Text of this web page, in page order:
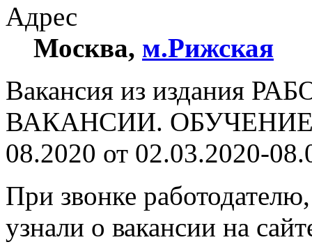
Адрес
Москва, м.Рижская
Вакансия из издания
ВАКАНСИИ.
08.2020 от 02.03.2020-
При звонке
узнали о вакансии на